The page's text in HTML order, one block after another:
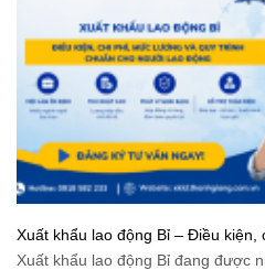
Xuất khẩu lao động Bỉ – Điều
trình chuẩn cho người lao động
Xuất khẩu lao động Bỉ đang được